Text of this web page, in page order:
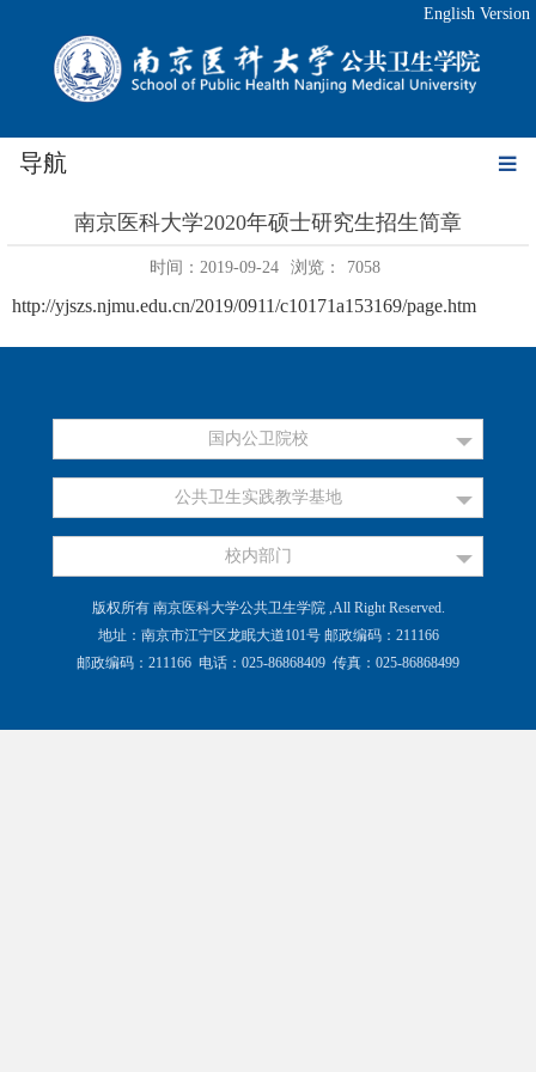
English Version
导航
南京医科大学2020年硕士研究生招生简章
时间：2019-09-24 浏览： 7058
http://yjszs.njmu.edu.cn/2019/0911/c10171a153169/page.htm
国内公卫院校
公共卫生实践教学基地
校内部门
版权所有 南京医科大学公共卫生学院 ,All Right Reserved.
地址：南京市江宁区龙眠大道101号 邮政编码：211166
邮政编码：211166 电话：025-86868409 传真：025-86868499